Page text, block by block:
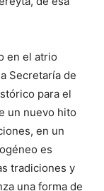
en el atrio
Secretaría de
para el
un nuevo hito
en un
es
tradiciones y
una forma de